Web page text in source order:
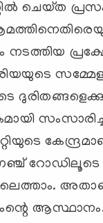
ചെയ്‌ത
റോഡിലൂടെ
ആസ്ഥാനം.